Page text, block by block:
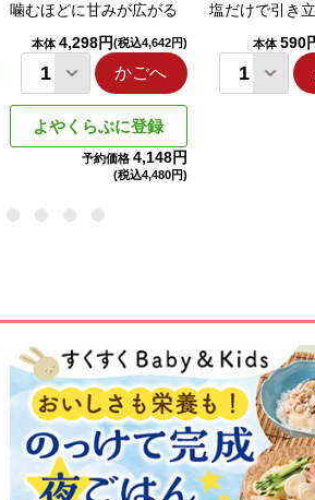
噛むほどに甘みが広がる
本体 4,298円(税込4,642円)
かごへ
よやくらぶに登録
予約価格 4,148円
(税込4,480円)
塩だけで引き
本体 590